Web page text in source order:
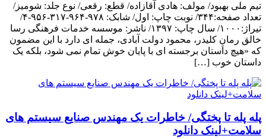
تیم ملی بهبود/ مولف: هادی آقازاده/ قطع: رقعی/ نوع جلد: شومیز/
تعداد صفحه:۳۴۴/ نوبت چاپ: اول/ شابک: ۹۷۸-۹۶۴-۳۱۷-۹۵۶-۴/
تیراژ:۱۰۰۰/ سال چاپ: ۱۳۹۷/ ناشر: موسسه خدمات فرهنگی رسا
خالق رمانِ کلیدر، محمود دولت آبادی، جمله ای دارد با این مضمون
که «هیچ داستان برجسته ای با پایان خوش تمام نمی شود، بلکه یک
داستان خوب […]
پله پله تا پختگی/ خاطرات یک مهندس صنایع سیستم های
سلامت+لینک دانلود